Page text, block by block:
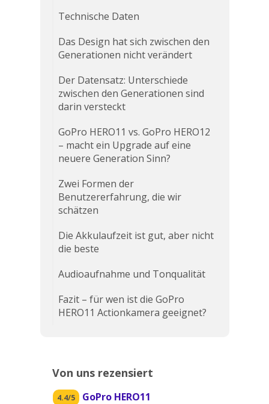
Technische Daten
Das Design hat sich zwischen den
Generationen nicht verändert
Der Datensatz: Unterschiede
zwischen den Generationen sind
darin versteckt
GoPro HERO11 vs. GoPro HERO12
– macht ein Upgrade auf eine
neuere Generation Sinn?
Zwei Formen der
Benutzererfahrung, die wir
schätzen
Die Akkulaufzeit ist gut, aber nicht
die beste
Audioaufnahme und Tonqualität
Fazit – für wen ist die GoPro
HERO11 Actionkamera geeignet?
Von uns rezensiert
4.4/5 GoPro HERO11